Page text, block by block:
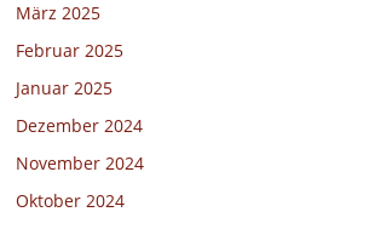
März 2025
Februar 2025
Januar 2025
Dezember 2024
November 2024
Oktober 2024